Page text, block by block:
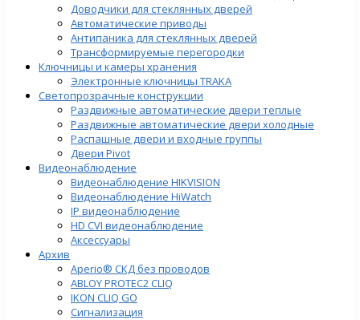
Доводчики для стеклянных дверей
Автоматические приводы
Антипаника для стеклянных дверей
Трансформируемые перегородки
Ключницы и камеры хранения
Электронные ключницы TRAKA
Светопрозрачные конструкции
Раздвижные автоматические двери теплые
Раздвижные автоматические двери холодные
Распашные двери и входные группы
Двери Pivot
Видеонаблюдение
Видеонаблюдение HIKVISION
Видеонаблюдение HiWatch
IP видеонаблюдение
HD CVI видеонаблюдение
Аксессуары
Архив
Aperio® СКД без проводов
ABLOY PROTEC2 CLIQ
IKON CLIQ GO
Сигнализация